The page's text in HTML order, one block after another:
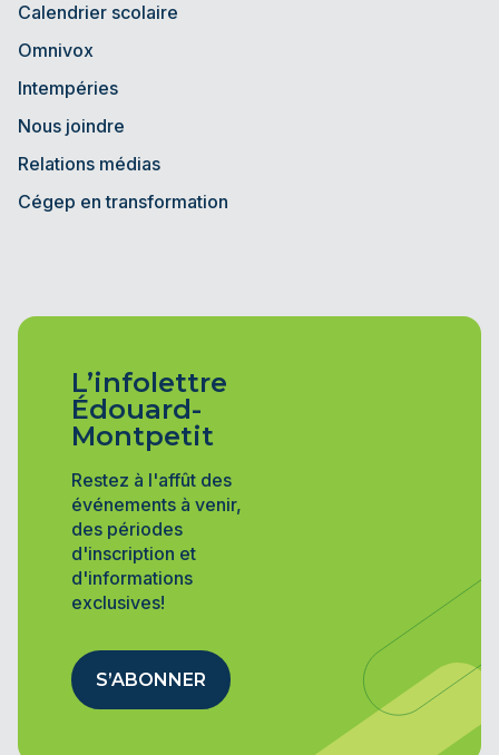
Calendrier scolaire
Omnivox
Intempéries
Nous joindre
Relations médias
Cégep en transformation
L’infolettre
Édouard-
Montpetit
Restez à l'affût des
événements à venir,
des périodes
d'inscription et
d'informations
exclusives!
S’ABONNER